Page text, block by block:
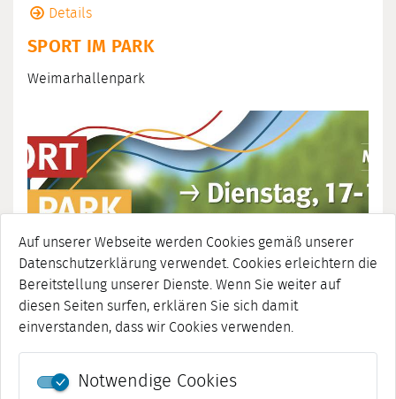
Auf unserer Webseite werden Cookies gemäß unserer
Datenschutzerklärung verwendet. Cookies erleichtern die
Bereitstellung unserer Dienste. Wenn Sie weiter auf
diesen Seiten surfen, erklären Sie sich damit
einverstanden, dass wir Cookies verwenden.
Notwendige Cookies
Details
SPORT IM PARK
Weimarhallenpark